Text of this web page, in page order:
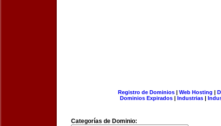
Registro de Dominios| Web Hosting |
Dominios Expirados | Industrias |
Categorías de Dominio: